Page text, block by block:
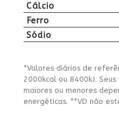
Cálcio
Ferro
Sódio
*Valores diários de
2000kcal ou 8400kJ.
maiores ou menores
energéticas. **VD não